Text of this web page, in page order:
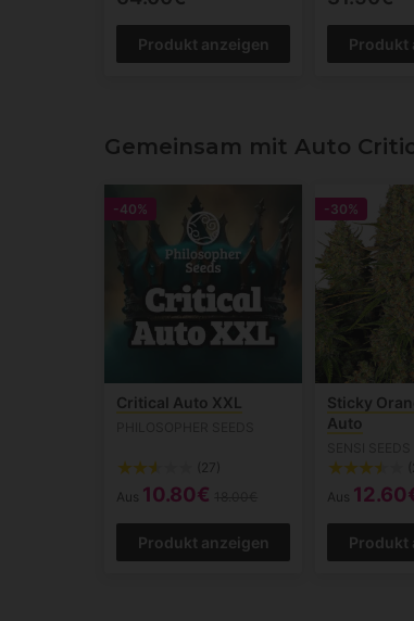
Produkt anzeigen Produkt
Gemeinsam mit Auto
-40%
Critical Auto XXL
(27)
Aus 10.80€
Produkt anzeigen
-30%
Sticky
Auto
Aus
Produkt